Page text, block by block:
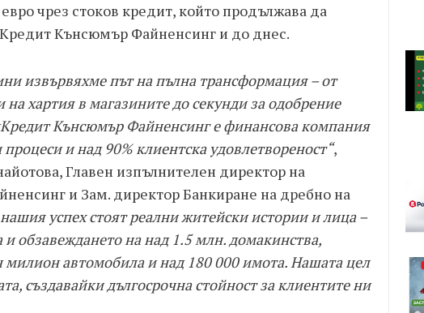
чрез стоков кредит, който продължава да
Кънсюмър Файненсинг и до днес.
извървяхме път на пълна трансформация – от
хартия в магазините до секунди за одобрение
Кънсюмър Файненсинг е финансова компания
и над 90% клиентска удовлетвореност“,
Главен изпълнителен директор на
и Зам. директор Банкиране на дребно на
успех стоят реални житейски истории и лица –
обзавеждането на над 1.5 млн. домакинства,
милион автомобила и над 180 000 имота. Нашата цел
създавайки дългосрочна стойност за клиентите ни